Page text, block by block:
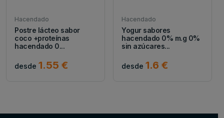
Hacendado
Postre lácteo sabor
coco +proteínas
hacendado 0...
desde 1.55 €
Hacendado
Yogur sabores
hacendado 0% m.g 0%
sin azúcares...
desde 1.6 €